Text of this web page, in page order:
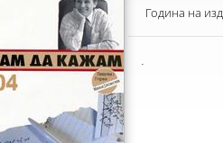
Година на
.